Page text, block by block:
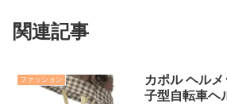
関連記事
ファッション
カポル ヘル
子型自転車ヘ